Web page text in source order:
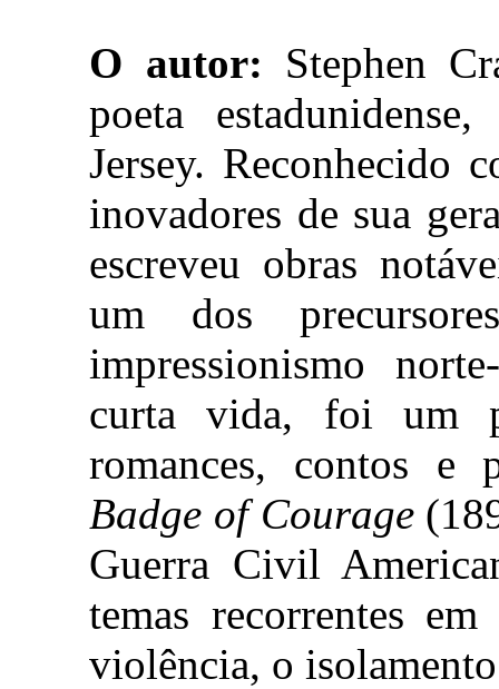
O autor: Stephen
poeta
Jersey. Reconhecido
inovadores de sua
escreveu obras
um dos
impressionismo
curta vida, foi um
romances, contos e
Badge of Courage
Guerra Civil
temas recorrentes
violência, o